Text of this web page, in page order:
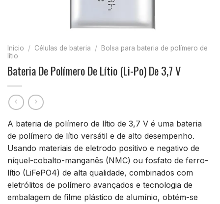
Início / Células de bateria /
Bolsa para bateria de polímero de
lítio
Bateria De Polímero De Lítio (Li-Po) De 3,7 V
A bateria de polímero de lítio de 3,7 V é uma bateria
de polímero de lítio versátil e de alto desempenho.
Usando materiais de eletrodo positivo e negativo de
níquel-cobalto-manganês (NMC) ou fosfato de ferro-
lítio (LiFePO4) de alta qualidade, combinados com
eletrólitos de polímero avançados e tecnologia de
embalagem de filme plástico de alumínio, obtém-se